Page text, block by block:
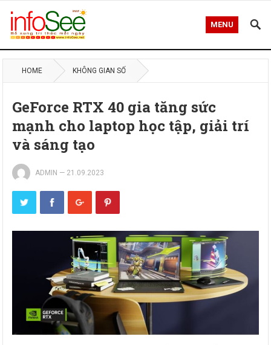
MENU
HOME KHÔNG GIAN SỐ
GeForce RTX 40 gia tăng sức
mạnh cho laptop học tập, giải trí
và sáng tạo
ADMIN — 21.09.2023